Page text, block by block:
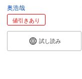
奥浩哉
値引きあり
試し読み